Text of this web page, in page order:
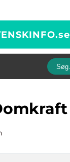
se
Domkraft